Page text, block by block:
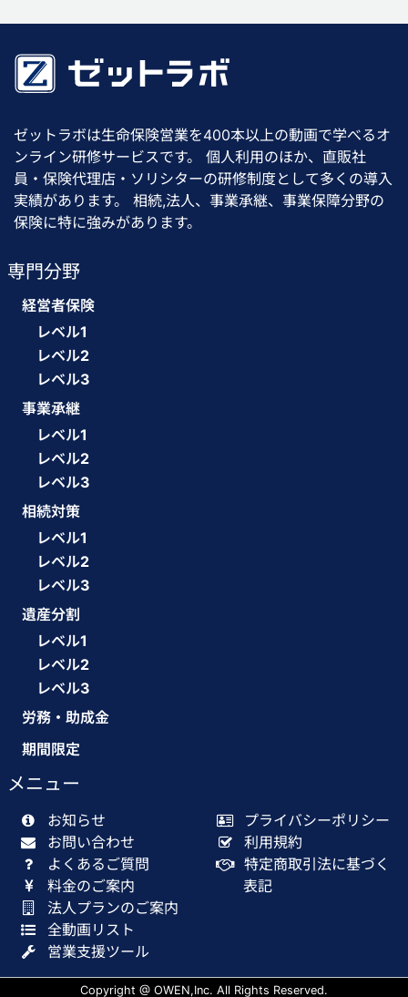
ゼットラボは生命保険営業を400本以上の動画で学べるオ
ンライン研修サービスです。 個人利用のほか、直販社
員・保険代理店・ソリシターの研修制度として多くの導入
実績があります。 相続,法人、事業承継、事業保障分野の
保険に特に強みがあります。
専門分野
経営者保険
レベル1
レベル2
レベル3
事業承継
レベル1
レベル2
レベル3
相続対策
レベル1
レベル2
レベル3
遺産分割
レベル1
レベル2
レベル3
労務・助成金
期間限定
メニュー
お知らせ
お問い合わせ
よくあるご質問
料金のご案内
法人プランのご案内
全動画リスト
営業支援ツール
プライバシーポリシー
利用規約
特定商取引法に基づく
表記
Copyright @ OWEN,Inc. All Rights Reserved.